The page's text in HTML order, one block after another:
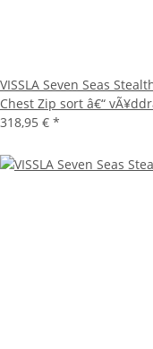
VISSLA Seven Seas
Chest Zip sort â€“
318,95 € *